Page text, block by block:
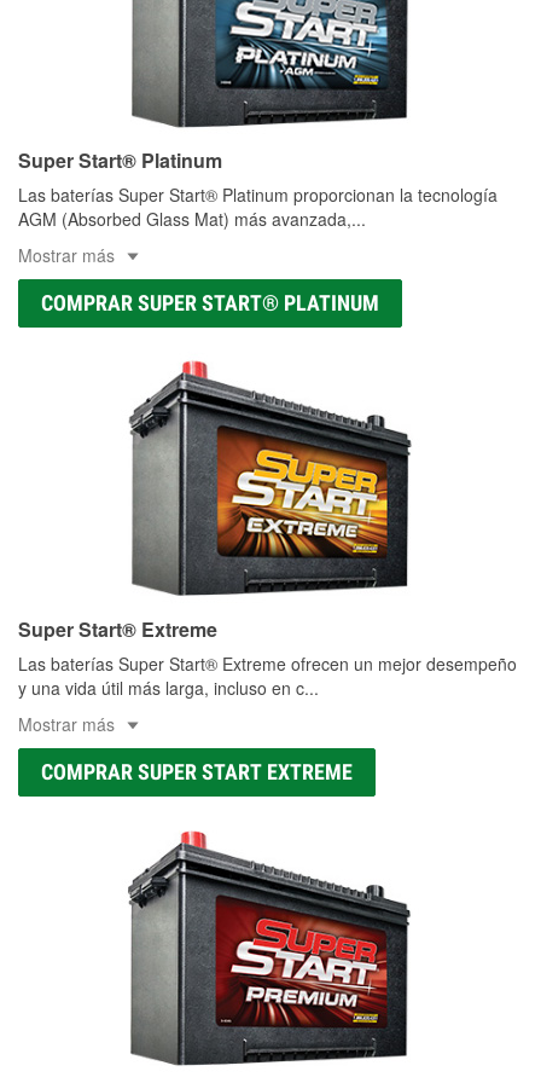
Super Start® Platinum
Las baterías Super Start® Platinum proporcionan la tecnología
AGM (Absorbed Glass Mat) más avanzada,...
Mostrar más
COMPRAR SUPER START® PLATINUM
Super Start® Extreme
Las baterías Super Start® Extreme ofrecen un mejor desempeño
y una vida útil más larga, incluso en c...
Mostrar más
COMPRAR SUPER START EXTREME